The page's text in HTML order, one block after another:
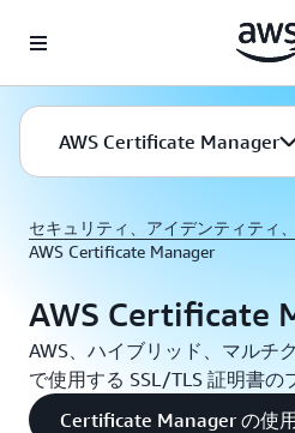
AWS Certificate Manager
セキュリティ、アイデンティティ
AWS Certificate Manager
AWS Certificate
AWS、ハイブリッド、マルチ
で使用する SSL/TLS 証明書の
Certificate Manager の使